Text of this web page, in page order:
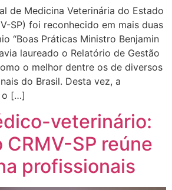
de Medicina Veterinária do Estado
SP) foi reconhecido em mais duas
“Boas Práticas Ministro Benjamin
laureado o Relatório de Gestão
o melhor dentre os de diversos
do Brasil. Desta vez, a
o […]
veterinário:
SP reúne
profissionais